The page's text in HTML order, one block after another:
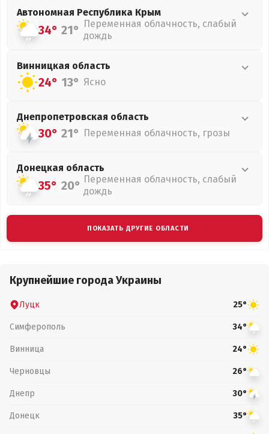
Автономная Республика Крым
34° 21° Переменная облачность, слабый
дождь
Винницкая область
24° 13° Ясно
Днепропетровская область
30° 21° Переменная облачность, грозы
Донецкая область
35° 20° Переменная облачность, слабый
дождь
ПОКАЗАТЬ ДРУГИЕ ОБЛАСТИ
Крупнейшие города Украины
Луцк 25°
Симферополь 34°
Винница 24°
Черновцы 26°
Днепр 30°
Донецк 35°